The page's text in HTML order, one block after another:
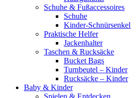
Schuhe & Fußaccessoires
Schuhe
Kinder-Schnürsenkel
Praktische Helfer
Jackenhalter
Taschen & Rucksäcke
Bucket Bags
Turnbeutel – Kinder
Rucksäcke – Kinder
Baby & Kinder